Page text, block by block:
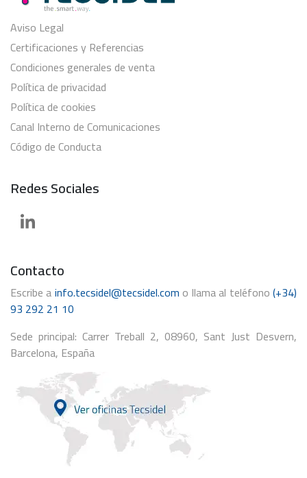
Aviso Legal
Certificaciones y Referencias
Condiciones generales de venta
Política de privacidad
Política de cookies
Canal Interno de Comunicaciones
Código de Conducta
Redes Sociales
Contacto
Escribe ainfo.tecsidel@tecsidel.com o llama al teléfono(+34)
93 292 21 10
Sede principal: Carrer Treball 2, 08960, Sant Just Desvern,
Barcelona, España